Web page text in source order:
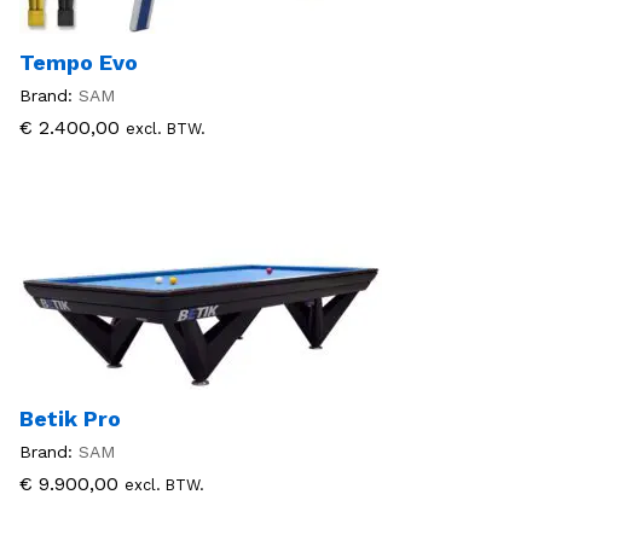
Tempo Evo
Brand: SAM
€ 2.400,00 excl. BTW.
€ 2.400,00
Betik Pro
Brand: SAM
€ 9.900,00 excl. BTW.
€ 9.900,00